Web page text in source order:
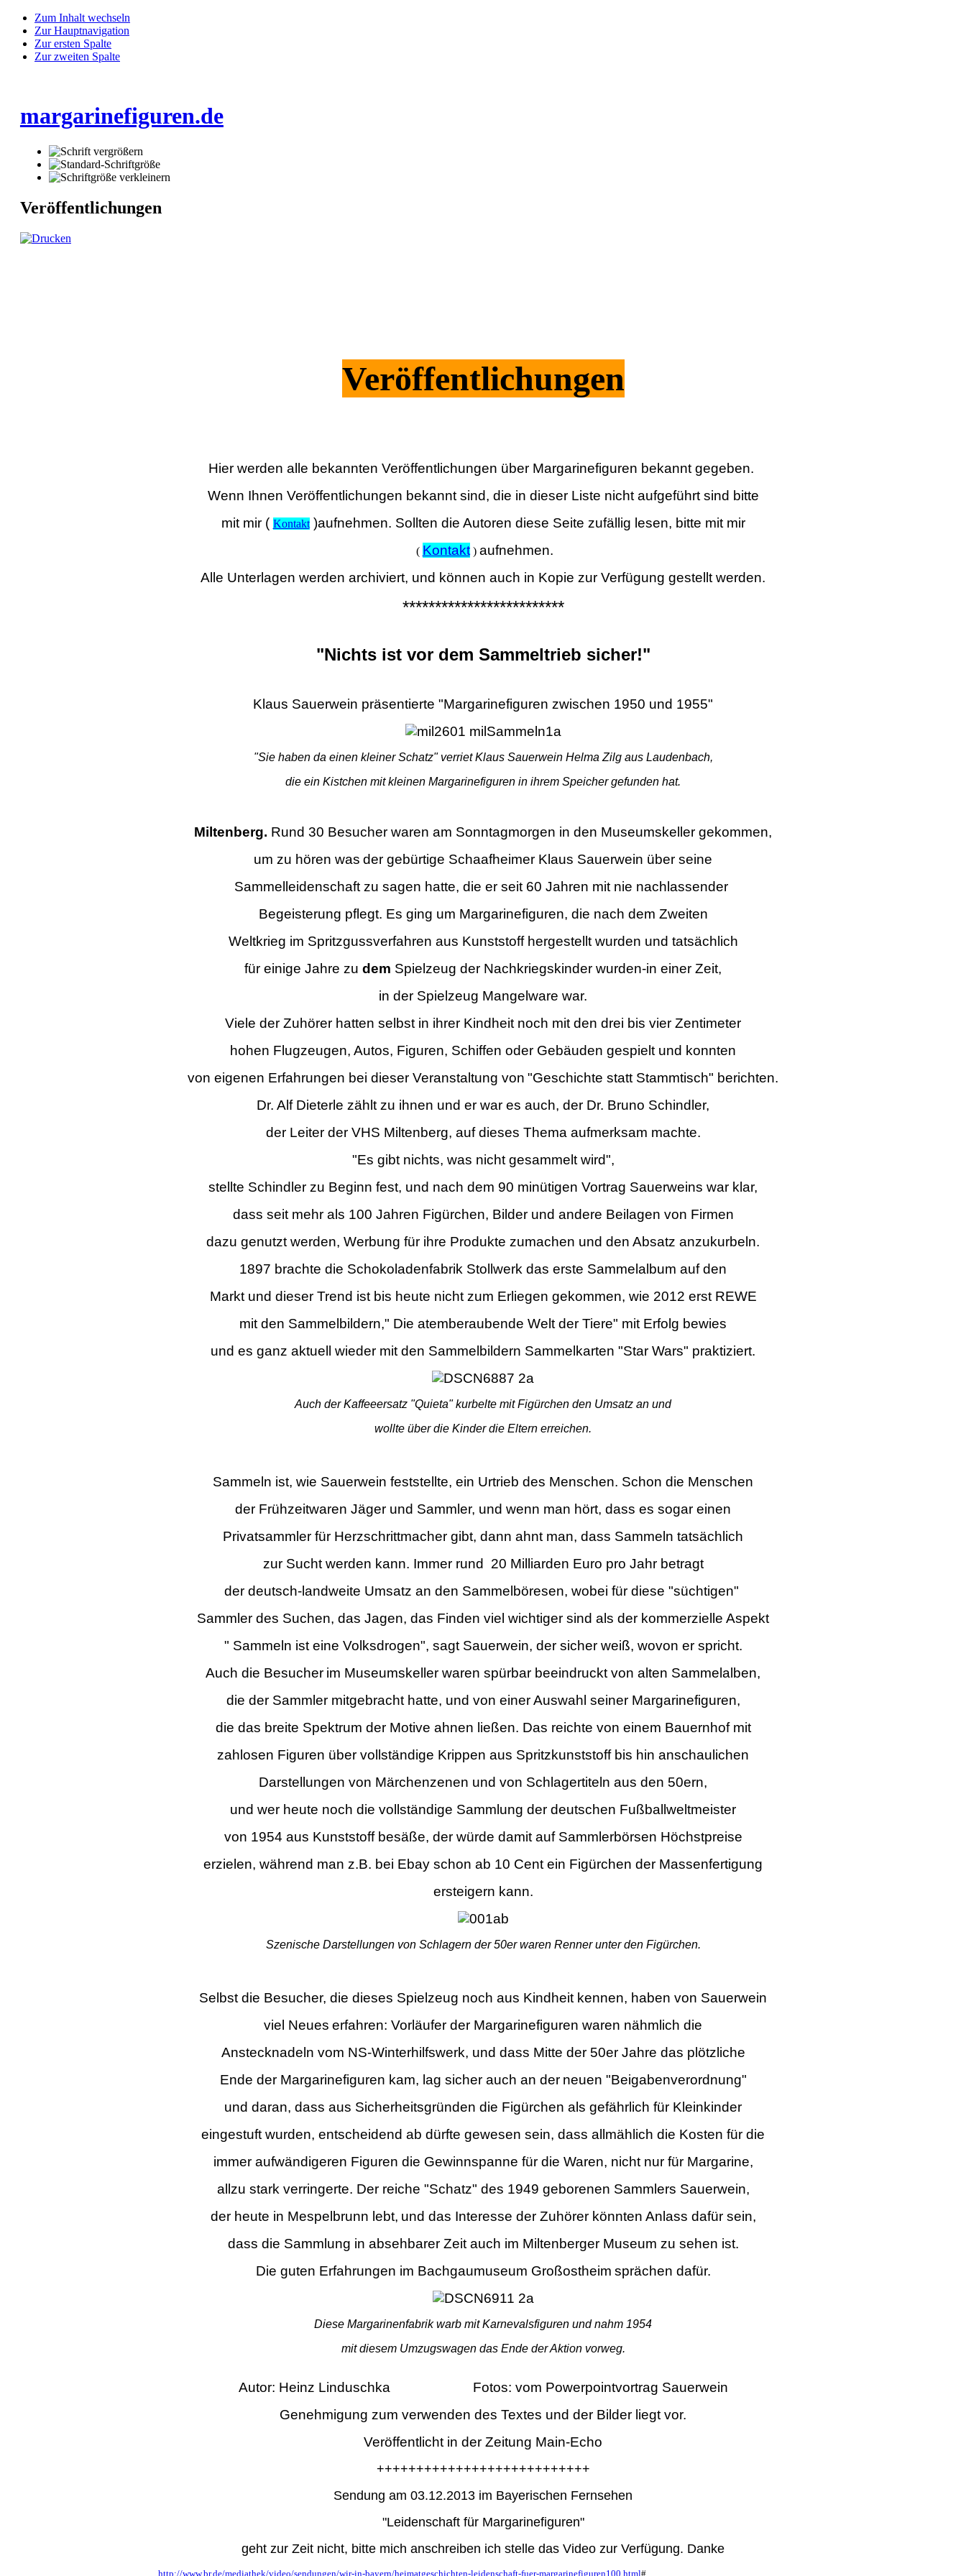
Zum Inhalt wechseln
Zur Hauptnavigation
Zur ersten Spalte
Zur zweiten Spalte
margarinefiguren.de
Veröffentlichungen
Veröffentlichungen
Hier werden alle bekannten Veröffentlichungen über Margarinefiguren bekannt gegeben.
Wenn Ihnen Veröffentlichungen bekannt sind, die in dieser Liste nicht aufgeführt sind bitte
mit mir ( Kontakt)aufnehmen. Sollten die Autoren diese Seite zufällig lesen, bitte mit mir
( Kontakt) aufnehmen.
Alle Unterlagen werden archiviert, und können auch in Kopie zur Verfügung gestellt werden.
*************************
"Nichts ist vor dem Sammeltrieb sicher!"
Klaus Sauerwein präsentierte "Margarinefiguren zwischen 1950 und 1955"
"Sie haben da einen kleiner Schatz" verriet Klaus Sauerwein Helma Zilg aus Laudenbach,
die ein Kistchen mit kleinen Margarinefiguren in ihrem Speicher gefunden hat.
Miltenberg. Rund 30 Besucher waren am Sonntagmorgen in den Museumskeller gekommen,
um zu hören was der gebürtige Schaafheimer Klaus Sauerwein über seine
Sammelleidenschaft zu sagen hatte, die er seit 60 Jahren mit nie nachlassender
Begeisterung pflegt. Es ging um Margarinefiguren, die nach dem Zweiten
Weltkrieg im Spritzgussverfahren aus Kunststoff hergestellt wurden und tatsächlich
für einige Jahre zu dem Spielzeug der Nachkriegskinder wurden-in einer Zeit,
in der Spielzeug Mangelware war.
Viele der Zuhörer hatten selbst in ihrer Kindheit noch mit den drei bis vier Zentimeter
hohen Flugzeugen, Autos, Figuren, Schiffen oder Gebäuden gespielt und konnten
von eigenen Erfahrungen bei dieser Veranstaltung von "Geschichte statt Stammtisch" berichten.
Dr. Alf Dieterle zählt zu ihnen und er war es auch, der Dr. Bruno Schindler,
der Leiter der VHS Miltenberg, auf dieses Thema aufmerksam machte.
"Es gibt nichts, was nicht gesammelt wird",
stellte Schindler zu Beginn fest, und nach dem 90 minütigen Vortrag Sauerweins war klar,
dass seit mehr als 100 Jahren Figürchen, Bilder und andere Beilagen von Firmen
dazu genutzt werden, Werbung für ihre Produkte zumachen und den Absatz anzukurbeln.
1897 brachte die Schokoladenfabrik Stollwerk das erste Sammelalbum auf den
Markt und dieser Trend ist bis heute nicht zum Erliegen gekommen, wie 2012 erst REWE
mit den Sammelbildern," Die atemberaubende Welt der Tiere" mit Erfolg bewies
und es ganz aktuell wieder mit den Sammelbildern Sammelkarten "Star Wars" praktiziert.
Auch der Kaffeeersatz "Quieta" kurbelte mit Figürchen den Umsatz an und
wollte über die Kinder die Eltern erreichen.
Sammeln ist, wie Sauerwein feststellte, ein Urtrieb des Menschen. Schon die Menschen
der Frühzeitwaren Jäger und Sammler, und wenn man hört, dass es sogar einen
Privatsammler für Herzschrittmacher gibt, dann ahnt man, dass Sammeln tatsächlich
zur Sucht werden kann. Immer rund 20 Milliarden Euro pro Jahr betragt
der deutsch-landweite Umsatz an den Sammelböresen, wobei für diese "süchtigen"
Sammler des Suchen, das Jagen, das Finden viel wichtiger sind als der kommerzielle Aspekt
" Sammeln ist eine Volksdrogen", sagt Sauerwein, der sicher weiß, wovon er spricht.
Auch die Besucher im Museumskeller waren spürbar beeindruckt von alten Sammelalben,
die der Sammler mitgebracht hatte, und von einer Auswahl seiner Margarinefiguren,
die das breite Spektrum der Motive ahnen ließen. Das reichte von einem Bauernhof mit
zahlosen Figuren über vollständige Krippen aus Spritzkunststoff bis hin anschaulichen
Darstellungen von Märchenzenen und von Schlagertiteln aus den 50ern,
und wer heute noch die vollständige Sammlung der deutschen Fußballweltmeister
von 1954 aus Kunststoff besäße, der würde damit auf Sammlerbörsen Höchstpreise
erzielen, während man z.B. bei Ebay schon ab 10 Cent ein Figürchen der Massenfertigung
ersteigern kann.
Szenische Darstellungen von Schlagern der 50er waren Renner unter den Figürchen.
Selbst die Besucher, die dieses Spielzeug noch aus Kindheit kennen, haben von Sauerwein
viel Neues erfahren: Vorläufer der Margarinefiguren waren nähmlich die
Anstecknadeln vom NS-Winterhilfswerk, und dass Mitte der 50er Jahre das plötzliche
Ende der Margarinefiguren kam, lag sicher auch an der neuen "Beigabenverordnung"
und daran, dass aus Sicherheitsgründen die Figürchen als gefährlich für Kleinkinder
eingestuft wurden, entscheidend ab dürfte gewesen sein, dass allmählich die Kosten für die
immer aufwändigeren Figuren die Gewinnspanne für die Waren, nicht nur für Margarine,
allzu stark verringerte. Der reiche "Schatz" des 1949 geborenen Sammlers Sauerwein,
der heute in Mespelbrunn lebt, und das Interesse der Zuhörer könnten Anlass dafür sein,
dass die Sammlung in absehbarer Zeit auch im Miltenberger Museum zu sehen ist.
Die guten Erfahrungen im Bachgaumuseum Großostheim sprächen dafür.
Diese Margarinenfabrik warb mit Karnevalsfiguren und nahm 1954
mit diesem Umzugswagen das Ende der Aktion vorweg.
Autor: Heinz Linduschka Fotos: vom Powerpointvortrag Sauerwein
Genehmigung zum verwenden des Textes und der Bilder liegt vor.
Veröffentlicht in der Zeitung Main-Echo
+++++++++++++++++++++++++++
Sendung am 03.12.2013 im Bayerischen Fernsehen
"Leidenschaft für Margarinefiguren"
geht zur Zeit nicht, bitte mich anschreiben ich stelle das Video zur Verfügung. Danke
http://www.br.de/mediathek/video/sendungen/wir-in-bayern/heimatgeschichten-leidenschaft-fuer-margarinefiguren100.html#